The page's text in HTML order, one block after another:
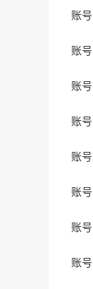
账
账
账
账
账
账
账
账